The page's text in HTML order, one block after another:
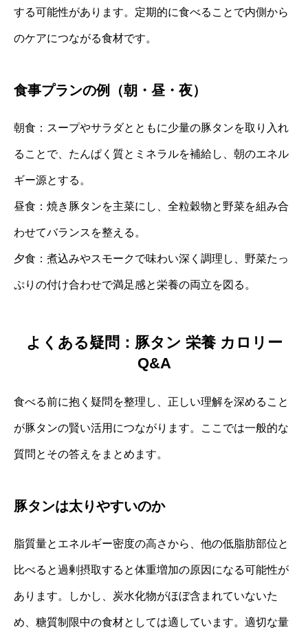
する可能性があります。定期的に食べることで内側から
のケアにつながる食材です。
食事プランの例（朝・昼・夜）
朝食：スープやサラダとともに少量の豚タンを取り入れ
ることで、たんぱく質とミネラルを補給し、朝のエネル
ギー源とする。
昼食：焼き豚タンを主菜にし、全粒穀物と野菜を組み合
わせてバランスを整える。
夕食：煮込みやスモークで味わい深く調理し、野菜たっ
ぷりの付け合わせで満足感と栄養の両立を図る。
よくある疑問：豚タン 栄養 カロリー
Q&A
食べる前に抱く疑問を整理し、正しい理解を深めること
が豚タンの賢い活用につながります。ここでは一般的な
質問とその答えをまとめます。
豚タンは太りやすいのか
脂質量とエネルギー密度の高さから、他の低脂肪部位と
比べると過剰摂取すると体重増加の原因になる可能性が
あります。しかし、炭水化物がほぼ含まれていないた
め、糖質制限中の食材としては適しています。適切な量